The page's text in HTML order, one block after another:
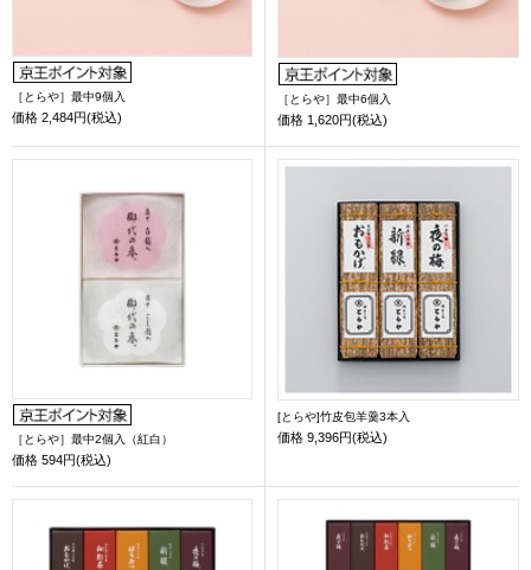
［とらや］最中9個入
価格 2,484円(税込)
［とらや］最中6個入
価格 1,620円(税込)
［とらや］最中2個入（紅白）
価格 594円(税込)
[とらや]竹皮包羊羹3本入
価格 9,396円(税込)